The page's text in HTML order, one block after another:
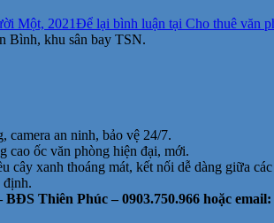
Một, 2021Để lại bình luận tại Cho thuê văn
Bình, khu sân bay TSN.
camera an ninh, bảo vệ 24/7.
cao ốc văn phòng hiện đại, mới.
cây xanh thoáng mát, kết nối dễ dàng giữa
định.
BĐS Thiên Phúc – 0903.750.966 hoặc email: